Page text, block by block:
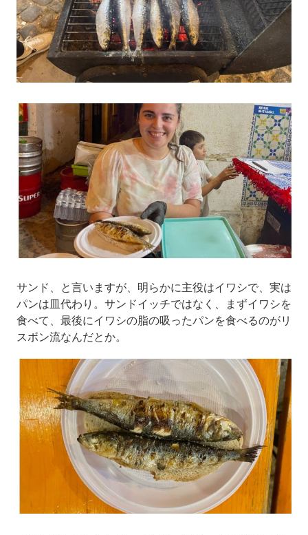
サンド、と言いますが、明らかに主役はイワシで、実は
パンは皿代わり。サンドイッチではなく、まずイワシを
食べて、最後にイワシの脂の吸ったパンを食べるのがリ
スボン流なんだとか。